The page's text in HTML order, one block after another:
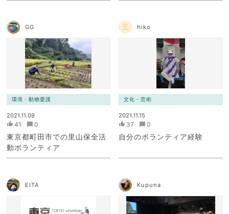
GG
環境・動物愛護
2021.11.09
41 0
東京都町田市での里山保全活
動ボランティア
hiko
文化・芸術
2021.11.15
37 0
自分のボランティア経験
EITA Kupuna